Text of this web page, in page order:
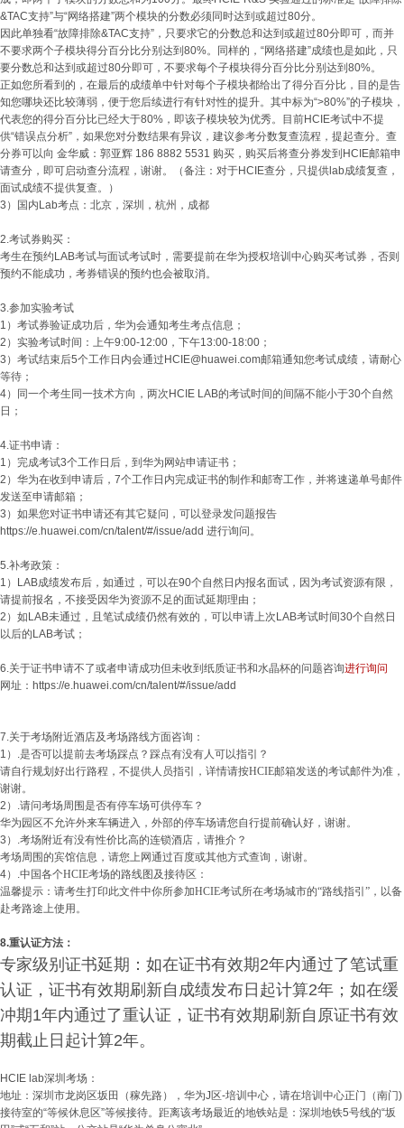
&TAC支持”与“网络搭建”两个模块的分数必须同时达到或超过80分。
因此单独看“故障排除&TAC支持”，只要求它的分数总和达到或超过80分即可，而并
不要求两个子模块得分百分比分别达到80%。同样的，“网络搭建”成绩也是如此，只
要分数总和达到或超过80分即可，不要求每个子模块得分百分比分别达到80%。
正如您所看到的，在最后的成绩单中针对每个子模块都给出了得分百分比，目的是告
知您哪块还比较薄弱，便于您后续进行有针对性的提升。其中标为“>80%”的子模块，
代表您的得分百分比已经大于80%，即该子模块较为优秀。目前HCIE考试中不提
供“错误点分析”，如果您对分数结果有异议，建议参考分数复查流程，提起查分。查
分券可以向 金华威：郭亚辉 186 8882 5531 购买，购买后将查分券发到HCIE邮箱申
请查分，即可启动查分流程，谢谢。（备注：对于HCIE查分，只提供lab成绩复查，
面试成绩不提供复查。）
3）国内Lab考点：北京，深圳，杭州，成都
2.考试券购买：
考生在预约LAB考试与面试考试时，需要提前在华为授权培训中心购买考试券，否则
预约不能成功，考券错误的预约也会被取消。
3.参加实验考试
1）考试券验证成功后，华为会通知考生考点信息；
2）实验考试时间：上午9:00-12:00，下午13:00-18:00；
3）考试结束后5个工作日内会通过 HCIE@huawei.com邮箱通知您考试成绩，请耐心
等待；
4）同一个考生同一技术方向，两次HCIE LAB的考试时间的间隔不能小于30个自然
日；
4.证书申请：
1）完成考试3个工作日后，到华为网站申请证书；
2）华为在收到申请后，7个工作日内完成证书的制作和邮寄工作，并将速递单号邮件
发送至申请邮箱；
3）如果您对证书申请还有其它疑问，可以登录发问题报告
https://e.huawei.com/cn/talent/#/issue/add 进行询问。
5.补考政策：
1）LAB成绩发布后，如通过，可以在90个自然日内报名面试，因为考试资源有限，
请提前报名，不接受因华为资源不足的面试延期理由；
2）如LAB未通过，且笔试成绩仍然有效的，可以申请上次LAB考试时间30个自然日
以后的LAB考试；
6.关于证书申请不了或者申请成功但未收到纸质证书和水晶杯的问题咨询进行询问
网址： https://e.huawei.com/cn/talent/#/issue/add
7.关于考场附近酒店及考场路线方面咨询：
1）.是否可以提前去考场踩点？踩点有没有人可以指引？
请自行规划好出行路程，不提供人员指引，详情请按HCIE邮箱发送的考试邮件为准，
谢谢。
2）.请问考场周围是否有停车场可供停车？
华为园区不允许外来车辆进入，外部的停车场请您自行提前确认好，谢谢。
3）.考场附近有没有性价比高的连锁酒店，请推介 ？
考场周围的宾馆信息，请您上网通过百度或其他方式查询，谢谢。
4）.中国各个HCIE考场的路线图及接待区：
温馨提示：请考生打印此文件中你所参加HCIE考试所在考场城市的“路线指引”，以备
赴考路途上使用。
8.重认证方法：
专家级别证书延期：如在证书有效期2年内通过了笔试重
认证，证书有效期刷新自成绩发布日起计算2年；如在缓
冲期1年内通过了重认证，证书有效期刷新自原证书有效
期截止日起计算2年。
HCIE lab深圳考场：
地址：深圳市龙岗区坂田（稼先路），华为J区-培训中心，请在培训中心正门（南门)
接待室的“等候休息区”等候接待。距离该考场最近的地铁站是：深圳地铁5号线的“坂